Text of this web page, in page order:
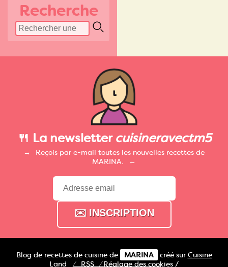
Recherche
🍴 La newslettercuisineravectm5
Reçois par e-mail toutes les nouvelles recettes de
MARINA.
Blog de recettes de cuisine de MARINA créé sur Cuisine
Land
⁄ RSS ⁄Réglage des cookies /